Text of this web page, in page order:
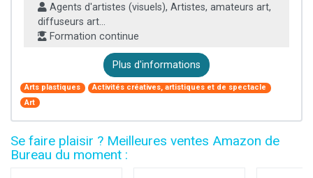
Agents d'artistes (visuels), Artistes, amateurs art,
diffuseurs art...
Formation continue
Plus d'informations
Arts plastiques
Activités créatives, artistiques et de spectacle
Art
Se faire plaisir ? Meilleures ventes Amazon de
Bureau du moment :